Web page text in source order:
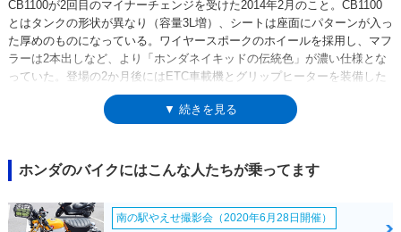
CB1100が2回目のマイナーチェンジを受けた2014年2月のこと。CB1100
とはタンクの形状が異なり（容量3L増）、シートは座面にパターンが入っ
た厚めのものになっている。ワイヤースポークのホイールを採用し、マフ
ラーは2本出しなど、より「ホンダネイキッドの伝統色」が濃い仕様とな
っていた。登場の2か月後にはETC車載機とグリップヒーターを装備した
タイプ（Eパッケージ）が追加され、2017年1月のマイナーチェンジから
は、新たにCB1100RSも加わったCB1100シリーズの、中核モデルに位置
は、ふたたびCB1100EXへと統合された。2019年モデルでは、蛇腹式フォ
ークブーツを装備。クラシックなキャラクター設定が強められた。2021
年11月に発売されたファイナルエディションを以て、CB1100EXのモデル
ヒストリーに幕が下ろされた。※2022年10月、生産終了
▼ 続きを見る
ホンダのバイクにはこんな人たちが乗ってます
南の駅やえせ撮影会（2020年6月28日開催）